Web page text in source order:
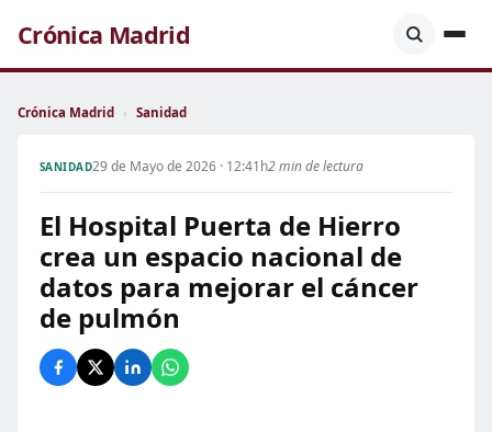
Crónica Madrid
Crónica Madrid › Sanidad
SANIDAD29 de Mayo de 2026 · 12:41h2 min de lectura
El Hospital Puerta de Hierro
crea un espacio nacional de
datos para mejorar el cáncer
de pulmón